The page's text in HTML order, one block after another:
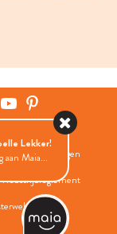
Cookies instellingen
Wedstrijdreglement
Lekker!
aan Maia...